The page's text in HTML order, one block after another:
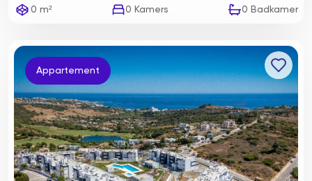
0 m² 0 Kamers 0 Badkamer
Appartement